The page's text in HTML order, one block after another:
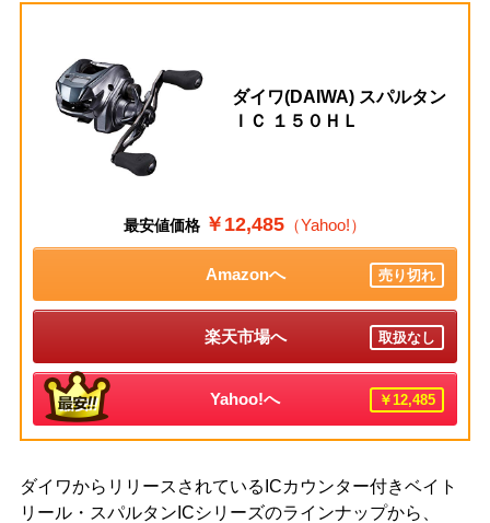
ダイワ(DAIWA) スパルタン
ＩＣ １５０ＨＬ
最安値価格 ￥12,485 （Yahoo!）
Amazonへ 売り切れ
楽天市場へ 取扱なし
Yahoo!へ ￥12,485
ダイワからリリースされているICカウンター付きベイト
リール・スパルタンICシリーズのラインナップから、